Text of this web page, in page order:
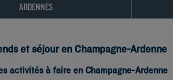
ARDENNES
et séjour en Champagne-Ardenne
activités à faire en Champagne-Ardenne